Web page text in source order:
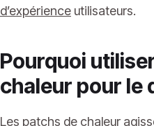
d’expérience utilisateurs.
Pourquoi
chaleur pour le
Les patchs de chaleur